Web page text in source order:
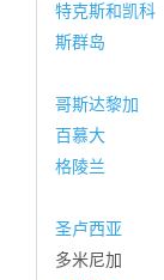
特克斯和凯科
斯群岛
哥斯达黎加
百慕大
格陵兰
圣卢西亚
多米尼加